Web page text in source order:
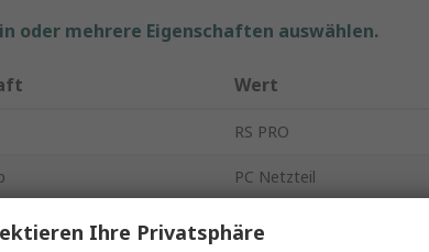
oder mehrere Eigenschaften auswählen.
Wert
RS PRO
PC Netzteil
max. 12V
Ihre Privatsphäre